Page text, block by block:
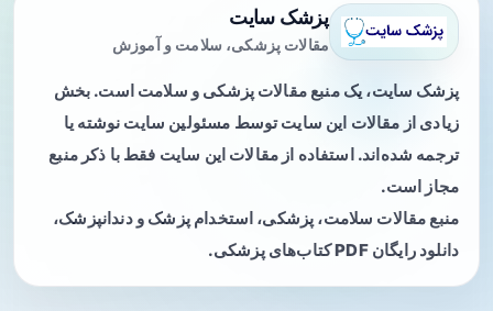
پزشک سایت
مقالات پزشکی، سلامت و آموزش
پزشک سایت، یک منبع مقالات پزشکی و سلامت است. بخش
زیادی از مقالات این سایت توسط مسئولین سایت نوشته یا
ترجمه شده‌اند. استفاده از مقالات این سایت فقط با ذکر منبع
مجاز است.
منبع مقالات سلامت، پزشکی، استخدام پزشک و دندانپزشک،
دانلود رایگان PDF کتاب‌های پزشکی.